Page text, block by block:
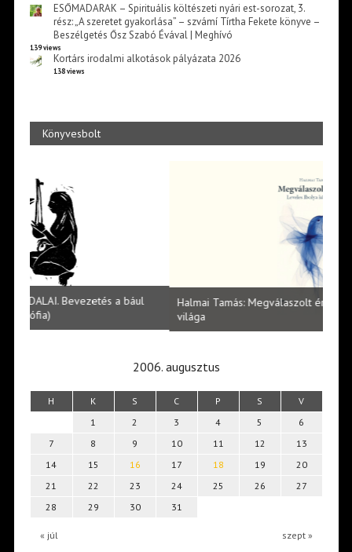
ESŐMADARAK – Spirituális költészeti nyári est-sorozat, 3.
rész: „A szeretet gyakorlása” – szvámí Tírtha Fekete könyve –
Beszélgetés Ősz Szabó Évával | Meghívó
139 views
Kortárs irodalmi alkotások pályázata 2026
138 views
Könyvesbolt
Halmai Tamás: Megválaszolt érintés. Leveles Ibolya költői
világa
2006. augusztus
H K S C P S V
« júl szept »
1 2 3 4 5
6
7
8 9 10 11 12
13
14
15 16 17 18 19
20
21
22 23 24 25 26
27
28
29 30 31